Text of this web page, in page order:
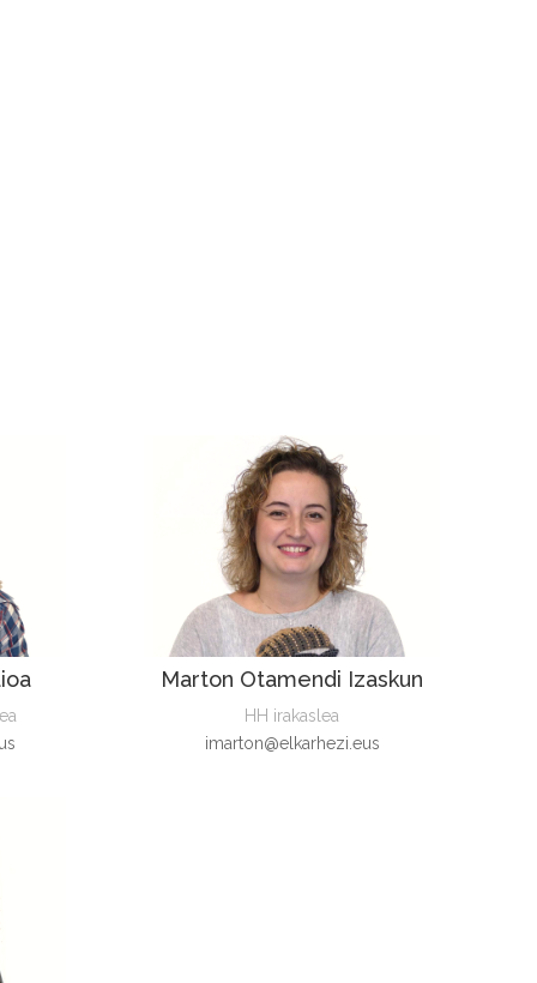
Marton Otamendi Izaskun
HH irakaslea
imarton@elkarhezi.eus